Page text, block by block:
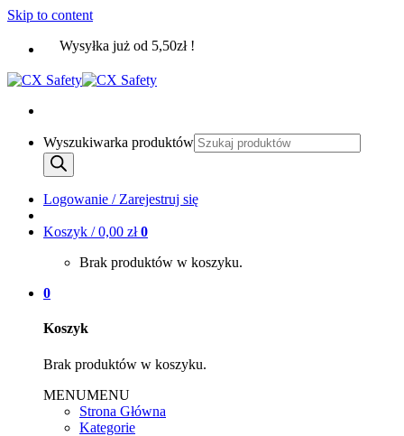
Skip to content
Wysyłka już od 5,50zł !
Wyszukiwarka produktów
Logowanie / Zarejestruj się
Koszyk /0,00 zł 0
Brak produktów w koszyku.
0
Koszyk
Brak produktów w koszyku.
MENUMENU
Strona Główna
Kategorie